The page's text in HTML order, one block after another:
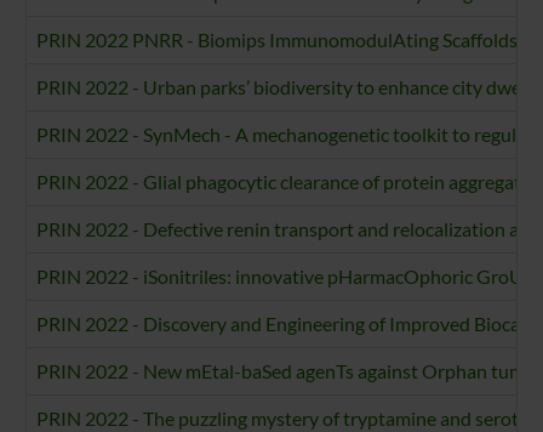
PRIN 2022 PNRR - Biomips ImmunomodulAting Scaffolds
PRIN 2022 - Urban parks’ biodiversity to enhance city
PRIN 2022 - SynMech - A mechanogenetic toolkit to
PRIN 2022 - Glial phagocytic clearance of protein
PRIN 2022 - Defective renin transport and relocalization as
PRIN 2022 - iSonitriles: innovative pHarmacOphoric
PRIN 2022 - Discovery and Engineering of Improved
PRIN 2022 - New mEtal-baSed agenTs against Orphan
PRIN 2022 - The puzzling mystery of tryptamine and